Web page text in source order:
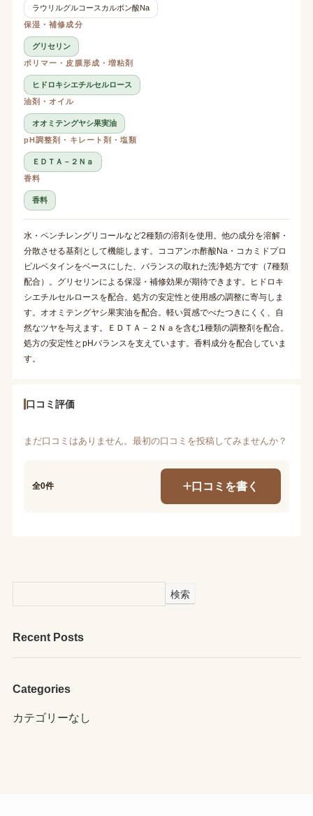
ラウリルグルコースカルボン酸Na
保湿・補修成分
グリセリン
ポリマー・皮膜形成・増粘剤
ヒドロキシエチルセルロース
油剤・オイル
オオミテングヤシ果実油
pH調整剤・キレート剤・塩類
ＥＤＴＡ－２Ｎａ
香料
香料
水・ペンチレングリコールなど2種類の溶剤を使用。他の成分を溶解・
分散させる基剤として機能します。ココアンホ酢酸Na・コカミドプロ
ピルベタインをベースにした、バランスの取れた洗浄処方です（7種類
配合）。グリセリンによる保湿・補修効果が期待できます。ヒドロキ
シエチルセルロースを配合。処方の安定性と使用感の調整に寄与しま
す。オオミテングヤシ果実油を配合。軽い質感でべたつきにくく、自
然なツヤを与えます。ＥＤＴＡ－２Ｎａを含む1種類の調整剤を配合。
処方の安定性とpHバランスを支えています。香料成分を配合していま
す。
口コミ評価
まだ口コミはありません。最初の口コミを投稿してみませんか？
全0件 口コミを書く
検索
Recent Posts
Categories
カテゴリーなし